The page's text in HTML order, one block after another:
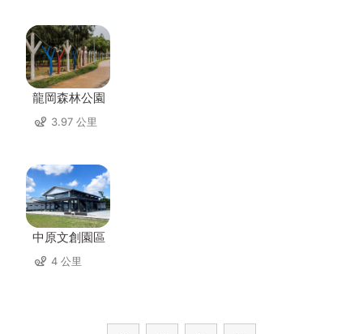
龍岡森林公園
3.97 公里
中原文創園區
4 公里